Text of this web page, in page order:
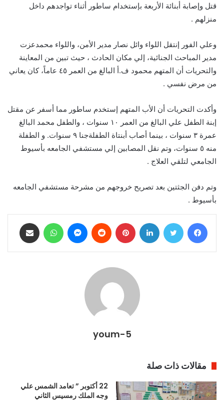
قتل وإصابة أبنائة الأربعة بإستخدام ساطور أثناء تواجدهم داخل
منزلهم .
وعلي الفور إنتقل اللواء وائل نصار مدير الأمن، واللواء محمدعزت
مدير المباحث الجنائية، إلي مكان الحادث ، حيث تبين من المعاينة
والتحريات أن المتهم محمود ف.أ البالغ من العمر ٤٥ عاماً، كان يعاني
من مرض نفسي .
وأكدت التحريات أن الأب المتهم إستخدم ساطور مما أسفر عن مقتل
إبنة الطفل علي البالغ من العمر ١٠ سنوات ، والطفل محمد البالغ
عمرة ٣ سنوات ، بينما أصاب أبنتاة الطفلةجنا ٩ سنوات. و الطفلة
منه ٥ سنوات، وتم نقل المصابين إلي مستشفي الجامعه بأسيوط
الجامعي لتلقي العلاج .
وتم دفن الجثتين بعد تصريح خروجهم من مشرحة مستشفي الجامعه
بأسيوط .
فيسبوك تويتر لينكدإن بينتيريست ماسنجر واتساب
youm-5
مقالات ذات صلة
22 أكتوبر ” تعامد الشمس علي
وجه الملك رمسيس الثاني